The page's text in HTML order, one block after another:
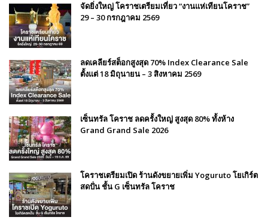
จัดยิ่งใหญ่ โคราชเตรียมเที่ยว “งานแห่เทียนโคราช”
29 – 30 กรกฎาคม 2569
ลดเคลียร์สต็อกสูงสุด 70% Index Clearance Sale
ตั้งแต่ 18 มิถุนายน – 3 สิงหาคม 2569
เซ็นทรัล โคราช ลดครั้งใหญ่ สูงสุด 80% ทั้งห้าง
Grand Grand Sale 2026
โคราชเตรียมเปิด ร้านดังขยายเพิ่ม Yoguruto โยเกิร์ต
สดปั่น ชั้น G เซ็นทรัล โคราช